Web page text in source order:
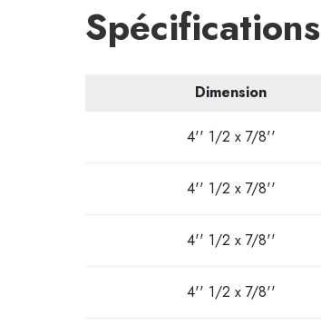
Spécifications
Dimension
4'' 1/2 x 7/8''
4'' 1/2 x 7/8''
4'' 1/2 x 7/8''
4'' 1/2 x 7/8''